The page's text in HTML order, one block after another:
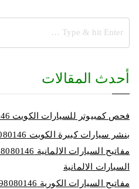
أحدث المقالات
فحص كمبيوتر للسيارات الكويت 98080146‬ فحص كمبيوتر متنقل
بنشر سيارات كبيرة الكويت 98080146‬ بنشر متنقل معدات ثقيلة
السيارات الالمانية